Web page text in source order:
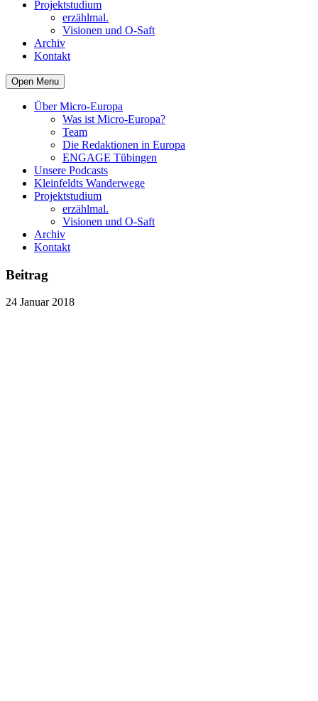
Projektstudium
erzählmal.
Visionen und O-Saft
Archiv
Kontakt
Open Menu
Über Micro-Europa
Was ist Micro-Europa?
Team
Die Redaktionen in Europa
ENGAGE Tübingen
Unsere Podcasts
Kleinfeldts Wanderwege
Projektstudium
erzählmal.
Visionen und O-Saft
Archiv
Kontakt
Beitrag
24 Januar 2018